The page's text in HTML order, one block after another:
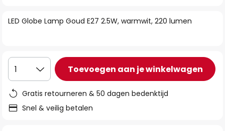
van
gallerij
LED Globe Lamp Goud E27 2.5W, warmwit, 220 lumen
1 Toevoegen aan je winkelwagen
Gratis retourneren & 50 dagen bedenktijd
Snel & veilig betalen